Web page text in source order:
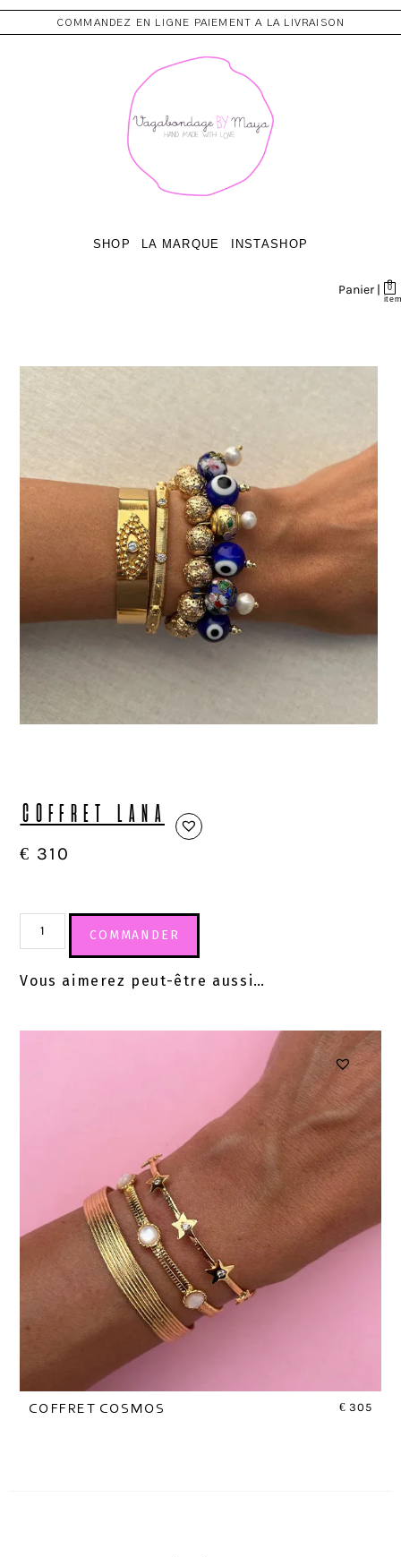
COMMANDEZ EN LIGNE PAIEMENT A LA LIVRAISON
SHOP LA MARQUE INSTASHOP
0
Panier |
COFFRET LANA
€ 310
COMMANDER
Vous aimerez peut-être aussi…
COFFRET COSMOS € 305